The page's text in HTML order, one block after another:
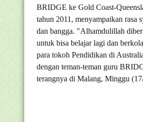
BRIDGE ke Gold Coast-
tahun 2011, menyampaikan rasa
dan bangga. "Alhamdulillah
untuk bisa belajar lagi dan
para tokoh Pendidikan di
dengan teman-teman guru
terangnya di Malang, Minggu